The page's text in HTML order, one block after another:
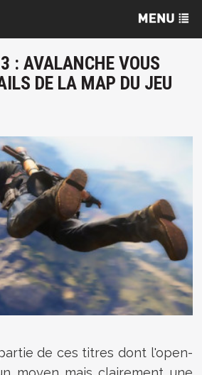
: AVALANCHE VOUS
DE LA MAP DU JEU
de ces titres dont l'open-